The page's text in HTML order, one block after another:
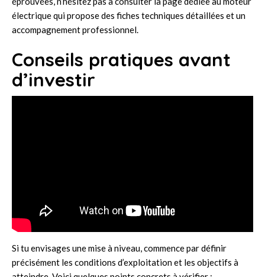
électriquequi propose des fiches techniques détaillées et un
accompagnement professionnel.
Conseils pratiques avant
d’investir
Si tu envisages une mise à niveau, commence par définir
précisément les conditions d’exploitation et les objectifs à